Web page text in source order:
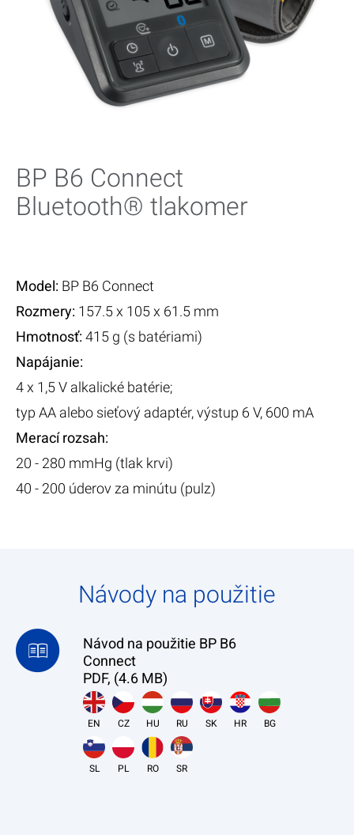
Magazín
Spoločnosť Microlife
BP B6 Connect
Bluetooth® tlakomer
Model: BP B6 Connect
Rozmery​: 157.5 x 105 x 61.5 mm
Hmotnosť:415 g (s batériami)
Napájanie:
4 x 1,5 V alkalické batérie;
typ AA alebo sieťový adaptér, výstup 6 V, 600 mA
Merací rozsah​:
20 - 280 mmHg (tlak krvi)
40 - 200 úderov za minútu (pulz)
Návody na použitie
Návod na použitie BP B6
Connect
PDF, (4.6 MB)
EN CZ HU RU SK HR BG
SL PL RO SR